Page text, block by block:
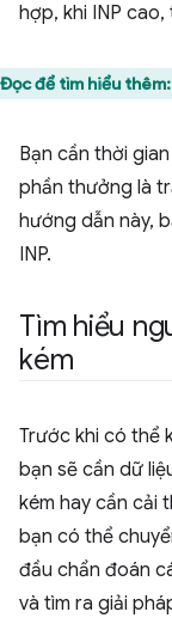
hợp, khi INP
Đọc để tìm hiểu thêm:
Bạn cần thời
phần thưởng là
hướng dẫn này,
INP.
Tìm hiểu
kém
Trước khi có thể
bạn sẽ cần dữ
kém hay cần cải
bạn có thể
đầu chẩn đoán
và tìm ra giải